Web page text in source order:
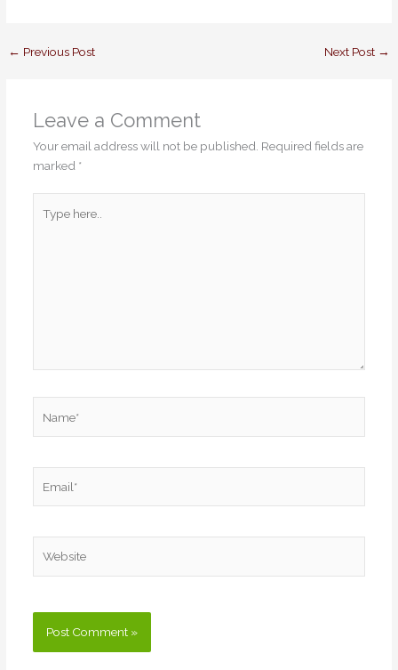
← Previous Post Next Post →
Leave a Comment
Your email address will not be published. Required fields are
marked *
here..